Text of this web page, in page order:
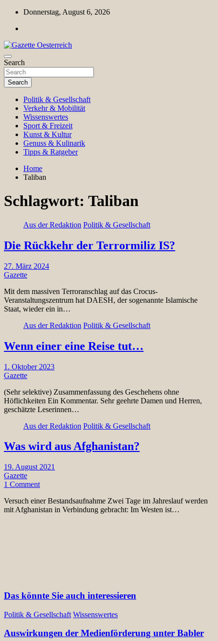
Skip
content
Donnerstag, August 6, 2026
Gazette Oesterreich
Magazin für Freizeit, Politik, Kultur & Wissenschaft
Search
Search
Politik & Gesellschaft
Verkehr & Mobilität
Wissenswertes
Sport & Freizeit
Kunst & Kultur
Genuss & Kulinarik
Tipps & Ratgeber
Home
Taliban
Schlagwort: Taliban
Aus der Redaktion Politik & Gesellschaft
Die Rückkehr der Terrormiliz IS?
27. März 2024
Gazette
Mit dem massiven Terroranschlag auf das Crocus-
Veranstaltungszentrum hat DAESH, der sogenannte Islamische
Staat, wieder ein in…
Aus der Redaktion Politik & Gesellschaft
Wenn einer eine Reise tut…
1. Oktober 2023
Gazette
(Sehr selektive) Zusammenfassung des Geschehens ohne
Höflichkeiten Ein Kommentar. Sehr geehrte Damen und Herren,
geschätzte Leserinnen…
Aus der Redaktion Politik & Gesellschaft
Was wird aus Afghanistan?
19. August 2021
Gazette
1 Comment
Versuch einer Bestandsaufnahme Zwei Tage im Jahreslauf werden
mit Afghanistan in Verbindung gebracht: Im Westen ist…
Das könnte Sie auch interessieren
Politik & Gesellschaft Wissenswertes
Auswirkungen der Medienförderung unter Babler